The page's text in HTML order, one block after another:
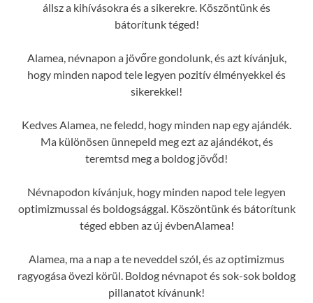
állsz a kihívásokra és a sikerekre. Köszöntünk és
bátorítunk téged!
Alamea, névnapon a jövőre gondolunk, és azt kívánjuk,
hogy minden napod tele legyen pozitív élményekkel és
sikerekkel!
Kedves Alamea, ne feledd, hogy minden nap egy ajándék.
Ma különösen ünnepeld meg ezt az ajándékot, és
teremtsd meg a boldog jövőd!
Névnapodon kívánjuk, hogy minden napod tele legyen
optimizmussal és boldogsággal. Köszöntünk és bátorítunk
téged ebben az új évbenAlamea!
Alamea, ma a nap a te neveddel szól, és az optimizmus
ragyogása övezi körül. Boldog névnapot és sok-sok boldog
pillanatot kívánunk!